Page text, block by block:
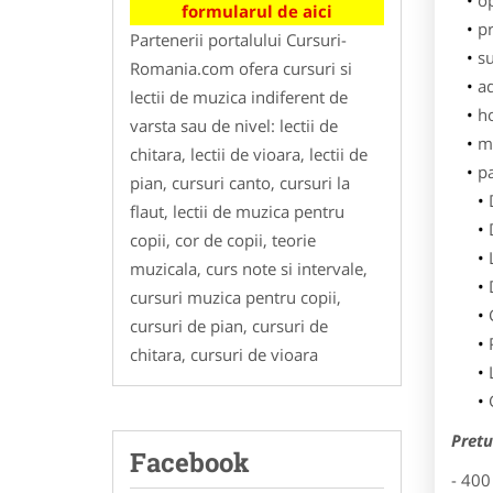
formularul de aici
Partenerii portalului Cursuri-
Romania.com ofera cursuri si
lectii de muzica indiferent de
varsta sau de nivel: lectii de
chitara, lectii de vioara, lectii de
pian, cursuri canto, cursuri la
flaut, lectii de muzica pentru
copii, cor de copii, teorie
muzicala, curs note si intervale,
cursuri muzica pentru copii,
cursuri de pian, cursuri de
chitara, cursuri de vioara
Facebook
-